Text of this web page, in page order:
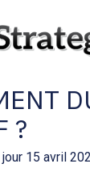
: ISuite
:
:
?
15 avril